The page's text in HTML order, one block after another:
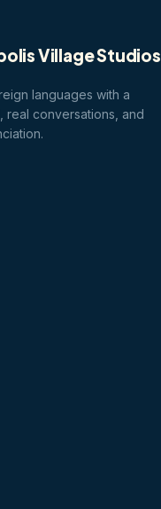
Village Studios
languages with a
real conversations, and